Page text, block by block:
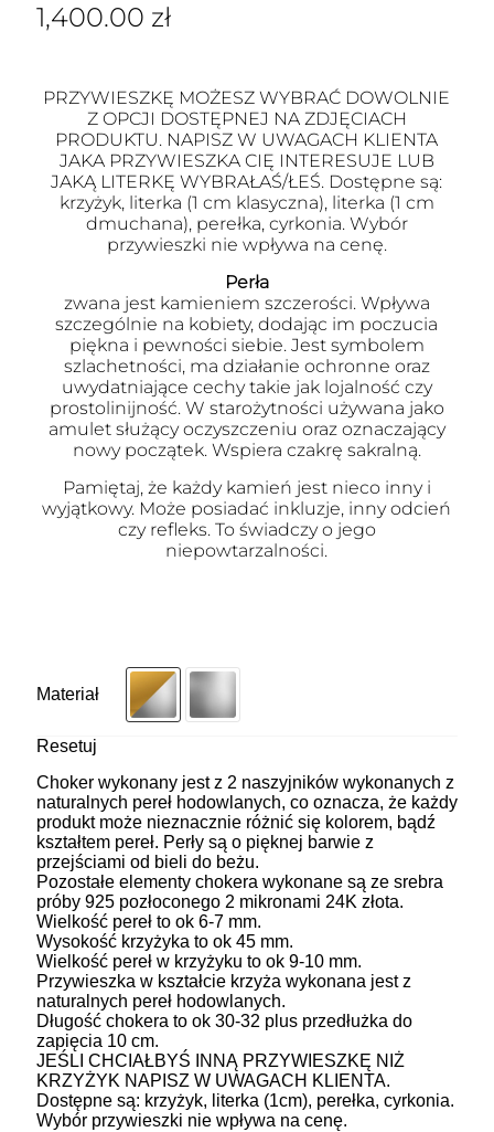
1,400.00 zł
PRZYWIESZKĘ MOŻESZ WYBRAĆ DOWOLNIE
Z OPCJI DOSTĘPNEJ NA ZDJĘCIACH
PRODUKTU. NAPISZ W UWAGACH KLIENTA
JAKA PRZYWIESZKA CIĘ INTERESUJE LUB
JAKĄ LITERKĘ WYBRAŁAŚ/ŁEŚ. Dostępne są:
krzyżyk, literka (1 cm klasyczna), literka (1 cm
dmuchana), perełka, cyrkonia. Wybór
przywieszki nie wpływa na cenę.
Perła
zwana jest kamieniem szczerości. Wpływa
szczególnie na kobiety, dodając im poczucia
piękna i pewności siebie. Jest symbolem
szlachetności, ma działanie ochronne oraz
uwydatniające cechy takie jak lojalność czy
prostolinijność. W starożytności używana jako
amulet służący oczyszczeniu oraz oznaczający
nowy początek. Wspiera czakrę sakralną.
Pamiętaj, że każdy kamień jest nieco inny i
wyjątkowy. Może posiadać inkluzje, inny odcień
czy refleks. To świadczy o jego
niepowtarzalności.
Materiał
Resetuj
Choker wykonany jest z 2 naszyjników wykonanych z
naturalnych pereł hodowlanych, co oznacza, że każdy
produkt może nieznacznie różnić się kolorem, bądź
kształtem pereł. Perły są o pięknej barwie z
przejściami od bieli do beżu.
Pozostałe elementy chokera wykonane są ze srebra
próby 925 pozłoconego 2 mikronami 24K złota.
Wielkość pereł to ok 6-7 mm.
Wysokość krzyżyka to ok 45 mm.
Wielkość pereł w krzyżyku to ok 9-10 mm.
Przywieszka w kształcie krzyża wykonana jest z
naturalnych pereł hodowlanych.
Długość chokera to ok 30-32 plus przedłużka do
zapięcia 10 cm.
JEŚLI CHCIAŁBYŚ INNĄ PRZYWIESZKĘ NIŻ
KRZYŻYK NAPISZ W UWAGACH KLIENTA.
Dostępne są: krzyżyk, literka (1cm), perełka, cyrkonia.
Wybór przywieszki nie wpływa na cenę.